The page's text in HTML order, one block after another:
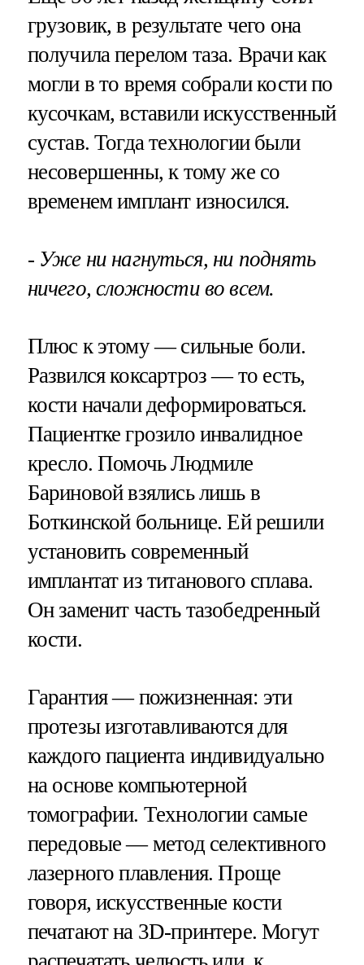
грузовик, в результате чего она
получила перелом таза. Врачи как
могли в то время собрали кости по
кусочкам, вставили искусственный
сустав. Тогда технологии были
несовершенны, к тому же со
временем имплант износился.
- Уже ни нагнуться, ни поднять
ничего, сложности во всем.
Плюс к этому — сильные боли.
Развился коксартроз — то есть,
кости начали деформироваться.
Пациентке грозило инвалидное
кресло. Помочь Людмиле
Бариновой взялись лишь в
Боткинской больнице. Ей решили
установить современный
имплантат из титанового сплава.
Он заменит часть тазобедренный
кости.
Гарантия — пожизненная: эти
протезы изготавливаются для
каждого пациента индивидуально
на основе компьютерной
томографии. Технологии самые
передовые — метод селективного
лазерного плавления. Проще
говоря, искусственные кости
печатают на 3D-принтере. Могут